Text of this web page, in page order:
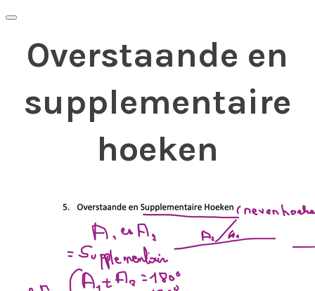
Overstaande en
supplementaire
hoeken